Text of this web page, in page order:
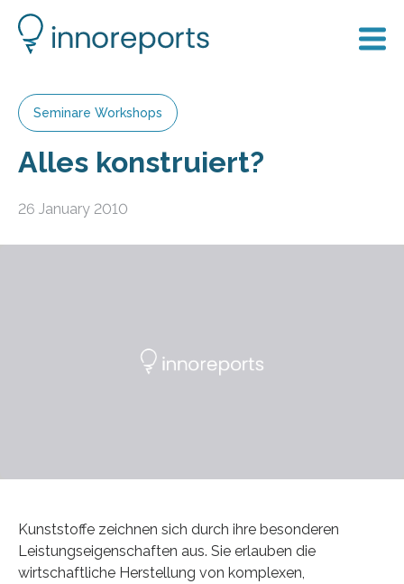
Seminare Workshops
Alles konstruiert?
26 January 2010
Kunststoffe zeichnen sich durch ihre besonderen
Leistungseigenschaften aus. Sie erlauben die
wirtschaftliche Herstellung von komplexen,